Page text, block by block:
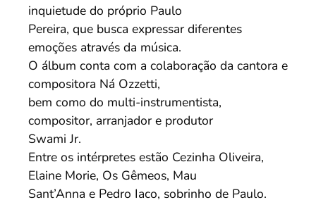
inquietude do próprio Paulo
Pereira, que busca expressar diferentes
emoções através da música.
O álbum conta com a colaboração da cantora e
compositora Ná Ozzetti,
bem como do multi-instrumentista,
compositor, arranjador e produtor
Swami Jr.
Entre os intérpretes estão Cezinha Oliveira,
Elaine Morie, Os Gêmeos, Mau
Sant’Anna e Pedro Iaco, sobrinho de Paulo.